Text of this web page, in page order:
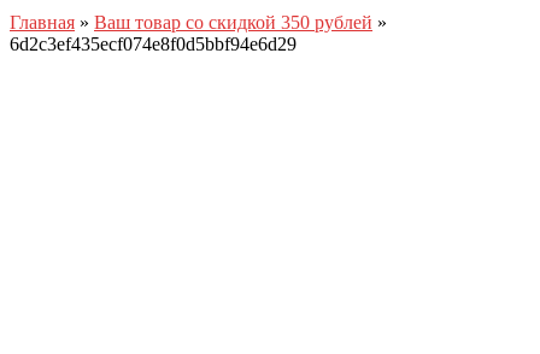
Главная » Ваш товар со скидкой 350 рублей »
6d2c3ef435ecf074e8f0d5bbf94e6d29